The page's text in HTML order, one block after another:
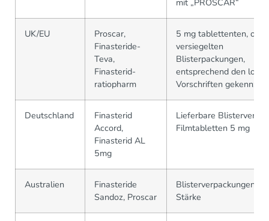
UK/EU
Proscar,
Finasteride-
Teva,
Finasterid-
ratiopharm
5 mg tablettenten, oft
versiegelten
Blisterpackungen,
entsprechend den
Vorschriften
Deutschland
Finasterid
Accord,
Finasterid AL
5mg
Lieferbare
Filmtabletten 5 mg
Australien
Finasteride
Sandoz, Proscar
Blisterverpackungen, 5
Stärke